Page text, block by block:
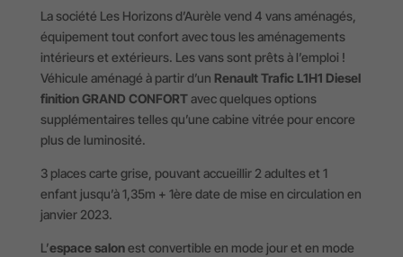
La société Les Horizons d’Aurèle vend 4 vans aménagés,
équipement tout confort avec tous les aménagements
intérieurs et extérieurs. Les vans sont prêts à l’emploi !
Véhicule aménagé à partir d’un Renault Trafic L1H1 Diesel
finition GRAND CONFORTavec quelques options
supplémentaires telles qu’une cabine vitrée pour encore
plus de luminosité.
3 places carte grise, pouvant accueillir 2 adultes et 1
enfant jusqu’à 1,35m + 1ère date de mise en circulation en
janvier 2023.
L’espace salonest convertible en mode jour et en mode